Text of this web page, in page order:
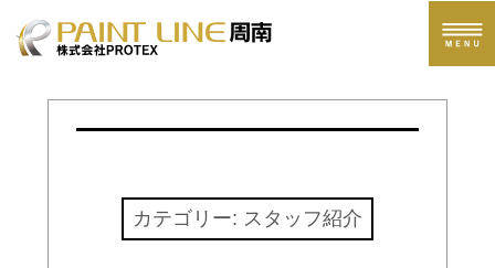
カテゴリー: スタッフ紹介